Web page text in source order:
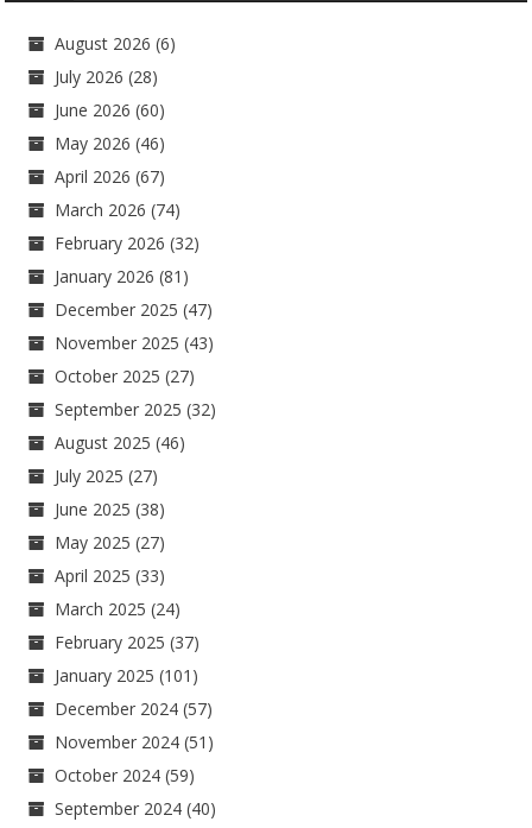
August 2026 (6)
July 2026 (28)
June 2026 (60)
May 2026 (46)
April 2026 (67)
March 2026 (74)
February 2026 (32)
January 2026 (81)
December 2025 (47)
November 2025 (43)
October 2025 (27)
September 2025 (32)
August 2025 (46)
July 2025 (27)
June 2025 (38)
May 2025 (27)
April 2025 (33)
March 2025 (24)
February 2025 (37)
January 2025 (101)
December 2024 (57)
November 2024 (51)
October 2024 (59)
September 2024 (40)